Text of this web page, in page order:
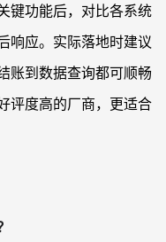
键功能后，对比各系统
响应。实际落地时建议
账到数据查询都可顺畅
评度高的厂商，更适合